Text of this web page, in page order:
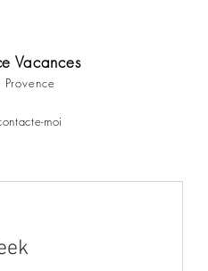
Vacances
moi